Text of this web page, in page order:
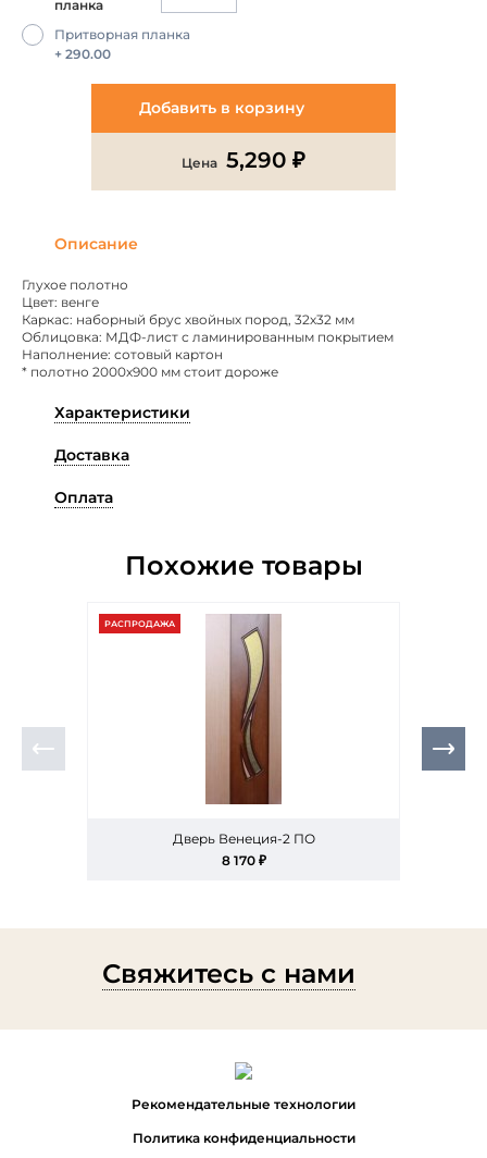
планка
Притворная планка
+ 290.00
Добавить в корзину
Цена 5,290 ₽
Описание
Глухое полотно
Цвет: венге
Каркас: наборный брус хвойных пород, 32х32 мм
Облицовка: МДФ-лист с ламинированным покрытием
Наполнение: сотовый картон
* полотно 2000х900 мм стоит дороже
Характеристики
Доставка
Оплата
Похожие товары
РАСПРОДАЖА
Дверь Венеция-2 ПО
8 170 ₽
Свяжитесь с нами
Рекомендательные технологии
Политика конфиденциальности